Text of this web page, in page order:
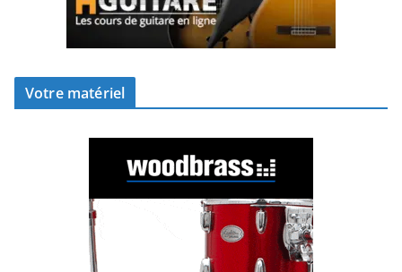
Votre matériel